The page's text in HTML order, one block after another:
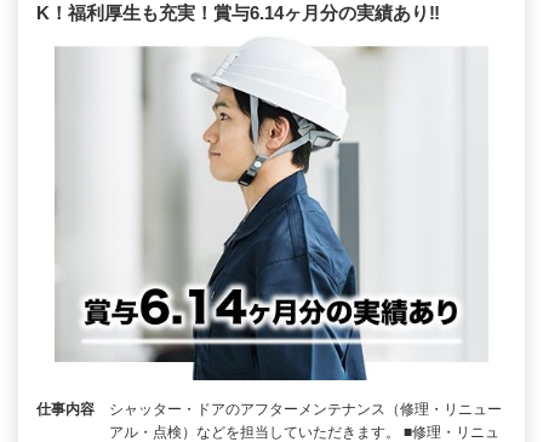
K！福利厚生も充実！賞与6.14ヶ月分の実績あり‼
仕事内容
シャッター・ドアのアフターメンテナンス（修理・リニュー
アル・点検）などを担当していただきます。 ■修理・リニュ